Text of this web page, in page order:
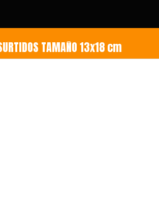
SURTIDOS TAMAÑO 13x18 cm